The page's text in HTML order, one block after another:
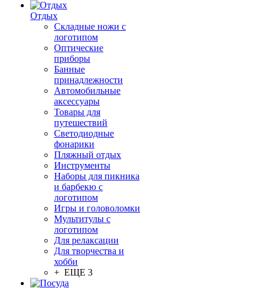
Отдых
Складные ножи с
логотипом
Оптические
приборы
Банные
принадлежности
Автомобильные
аксессуары
Товары для
путешествий
Светодиодные
фонарики
Пляжный отдых
Инструменты
Наборы для пикника
и барбекю с
логотипом
Игры и головоломки
Мультитулы с
логотипом
Для релаксации
Для творчества и
хобби
+ ЕЩЕ 3